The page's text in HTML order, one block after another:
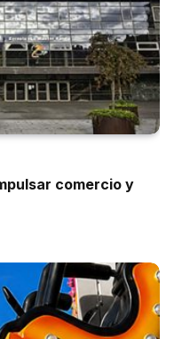
comercio y